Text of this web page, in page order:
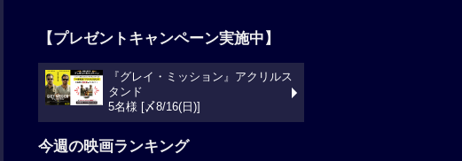
【プレゼントキャンペーン実施中】
『グレイ・ミッション』アクリルス
タンド
5名様 [〆8/16(日)]
今週の映画ランキング